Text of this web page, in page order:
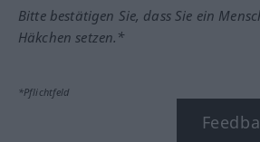
Bitte bestätigen Sie, dass Sie ein
Häkchen setzen.*
*Pflichtfeld